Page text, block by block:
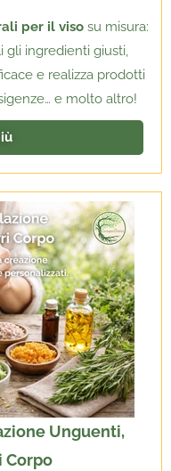
per il viso su misura:
gli ingredienti giusti,
e realizza prodotti
e molto altro!
Unguenti,
Corpo